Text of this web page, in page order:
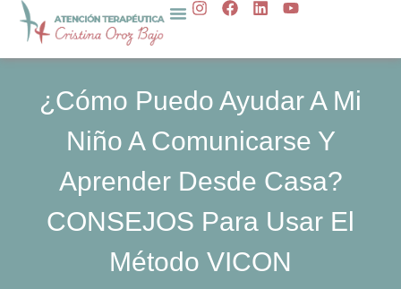
I
t
r
m
F
e
o
o
k
L
k
i
Y
t
e
¿Cómo Puedo Ayudar A Mi
Niño A Comunicarse Y
Aprender Desde Casa?
CONSEJOS Para Usar El
Método VICON